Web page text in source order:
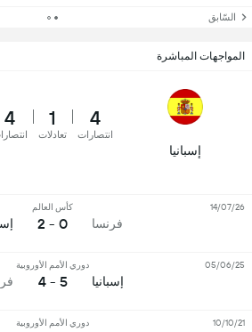
السّابق
المواجهات المباشرة
إسبانيا
4
انتصارات
1
تعادلات
4
فرنسا
كأس العالم
0 - 2
14/07/26
إسبانيا
دوري الأمم الأوروبية
5 - 4
05/06/25
دوري الأمم الأوروبية 10/10/21